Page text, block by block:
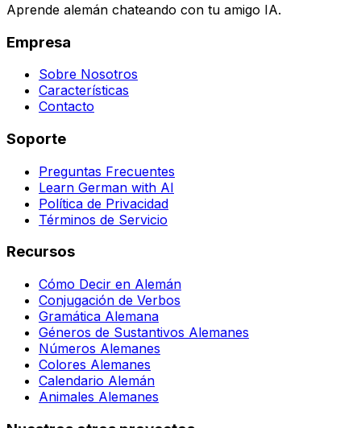
Aprende alemán chateando con tu amigo IA.
Empresa
Sobre Nosotros
Características
Contacto
Soporte
Preguntas Frecuentes
Learn German with AI
Política de Privacidad
Términos de Servicio
Recursos
Cómo Decir en Alemán
Conjugación de Verbos
Gramática Alemana
Géneros de Sustantivos Alemanes
Números Alemanes
Colores Alemanes
Calendario Alemán
Animales Alemanes